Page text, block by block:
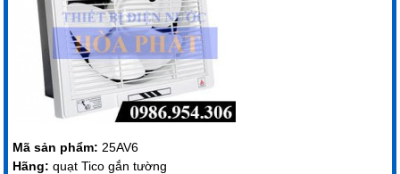
Mã sản phẩm: 25AV6
Hãng:quạt Tico gắn tường